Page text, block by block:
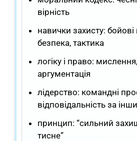
вірність
навички захисту:
безпека, тактика
логіку і право:
аргументація
лідерство: командні
відповідальність за
принцип: “сильний
тисне”